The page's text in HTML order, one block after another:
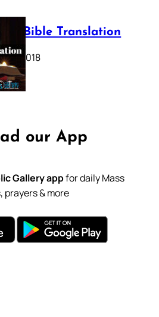
Bible Translation
11, 2018
our App
Gallery appfor daily Mass
prayers & more